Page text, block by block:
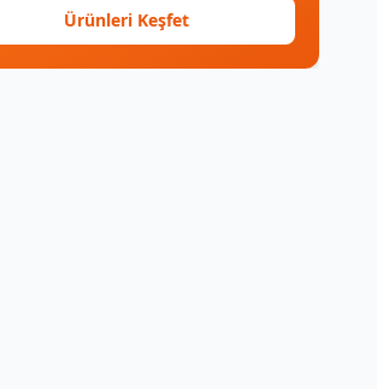
Ürünleri Keşfet